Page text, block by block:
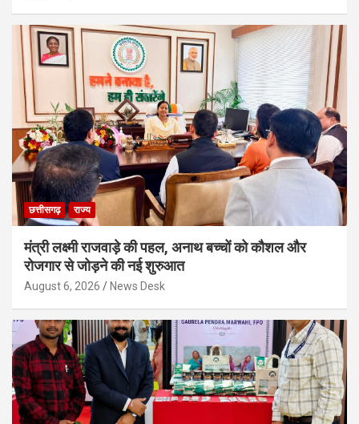
छत्तीसगढ़ राज्य
मंत्री लक्ष्मी राजवाड़े की पहल, अनाथ बच्चों को कौशल और
रोजगार से जोड़ने की नई शुरुआत
August 6, 2026 News Desk